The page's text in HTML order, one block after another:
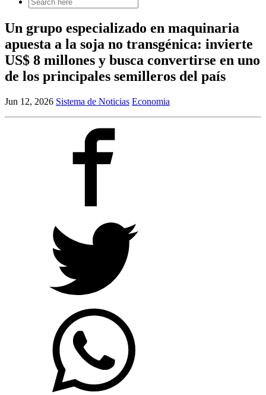
for:
Un grupo especializado en maquinaria
apuesta a la soja no transgénica: invierte
US$ 8 millones y busca convertirse en uno
de los principales semilleros del país
Jun 12, 2026 Sistema de Noticias Economia